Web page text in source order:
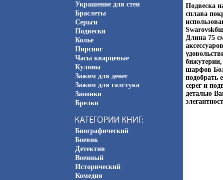
Украшение для стен
Браслеты
Серьги
Подвески
Колье
Пирсинг
Часы кварцевые
Кулоны
Зажим для денег
Зажим для галстука
Запонки
Брелки
Биографический
Боевик
Детектив
Военный
Исторический
Комедия
Подвеска
сплава
Длина 75
шарфов
подобрать
серег и
деталью